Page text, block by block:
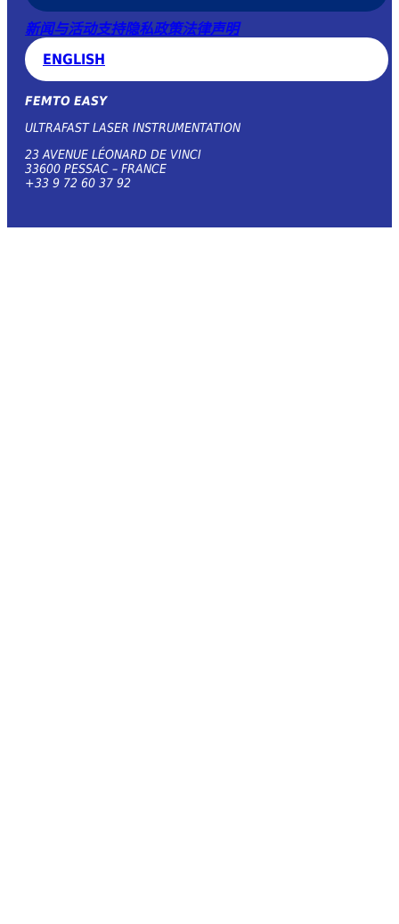
新闻与活动支持隐私政策法律声明
ENGLISH
FEMTO EASY
ULTRAFAST LASER INSTRUMENTATION
23 AVENUE LÉONARD DE VINCI
33600 PESSAC – FRANCE
+33 9 72 60 37 92